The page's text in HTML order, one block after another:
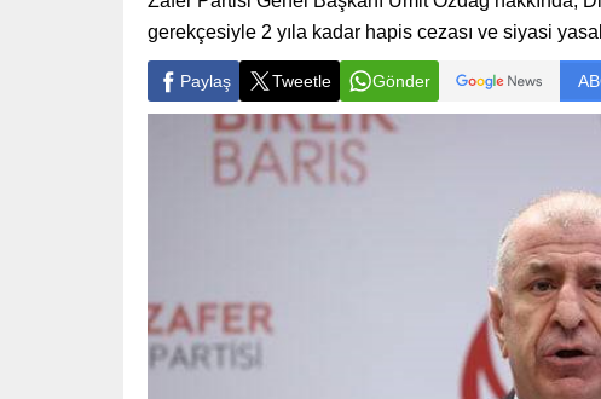
gerekçesiyle 2 yıla kadar hapis cezası ve siyasi
Paylaş Tweetle Gönder